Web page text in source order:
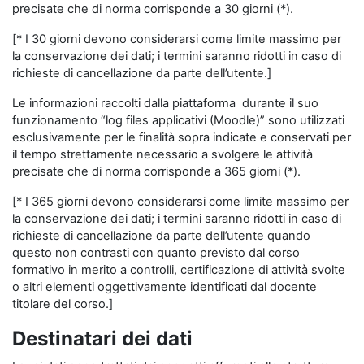
precisate che di norma corrisponde a 30 giorni (*).
[* I 30 giorni devono considerarsi come limite massimo per
la conservazione dei dati; i termini saranno ridotti in caso di
richieste di cancellazione da parte dell’utente.]
Le informazioni raccolti dalla piattaforma durante il suo
funzionamento “log files applicativi (Moodle)” sono utilizzati
esclusivamente per le finalità sopra indicate e conservati per
il tempo strettamente necessario a svolgere le attività
precisate che di norma corrisponde a 365 giorni (*).
[* I 365 giorni devono considerarsi come limite massimo per
la conservazione dei dati; i termini saranno ridotti in caso di
richieste di cancellazione da parte dell’utente quando
questo non contrasti con quanto previsto dal corso
formativo in merito a controlli, certificazione di attività svolte
o altri elementi oggettivamente identificati dal docente
titolare del corso.]
Destinatari dei dati